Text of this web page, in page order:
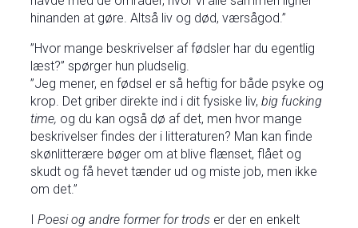
hinanden at gøre. Altså liv og død, værsågod.”
”Hvor mange beskrivelser af fødsler har du egentlig
læst?” spørger hun pludselig.
”Jeg mener, en fødsel er så heftig for både psyke og
krop. Det griber direkte ind i dit fysiske liv, big fucking
time, og du kan også dø af det, men hvor mange
beskrivelser findes der i litteraturen? Man kan finde
skønlitterære bøger om at blive flænset, flået og
skudt og få hevet tænder ud og miste job, men ikke
om det.”
I Poesi og andre former for trods er der en enkelt